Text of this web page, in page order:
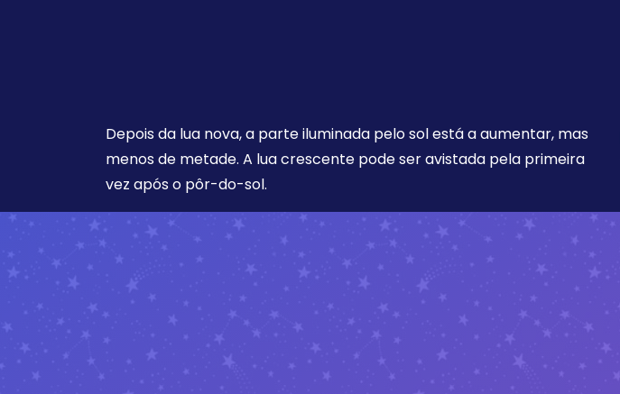
Depois da lua nova, a parte iluminada pelo sol está a aumentar, mas
menos de metade. A lua crescente pode ser avistada pela primeira
vez após o pôr-do-sol.